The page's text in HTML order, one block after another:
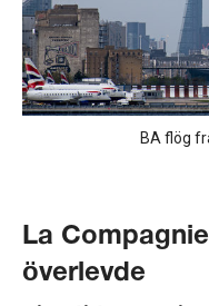
BA flög
La
överlevde